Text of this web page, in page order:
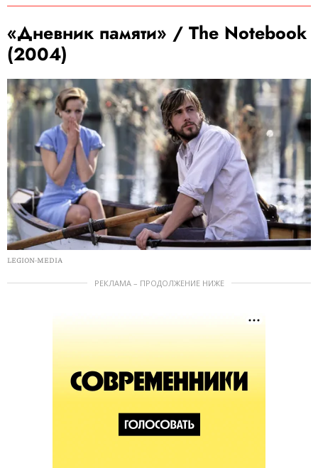
«Дневник памяти» / The Notebook
(2004)
LEGION-MEDIA
РЕКЛАМА – ПРОДОЛЖЕНИЕ НИЖЕ